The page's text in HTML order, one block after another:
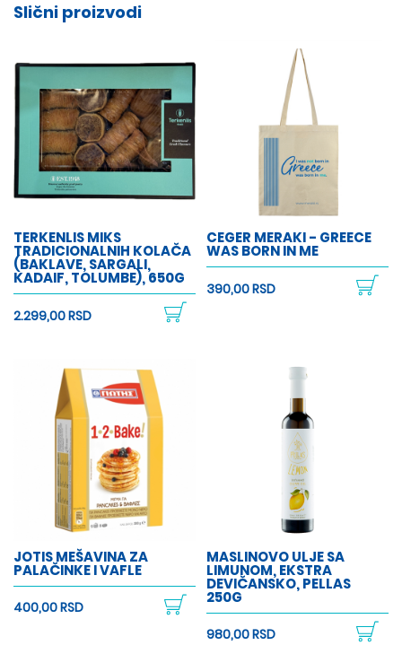
Slični proizvodi
TERKENLIS MIKS
TRADICIONALNIH KOLAČA
(BAKLAVE, SARGALI,
KADAIF, TOLUMBE), 650G
2.299,00 RSD
CEGER MERAKI - GREECE
WAS BORN IN ME
390,00 RSD
JOTIS MEŠAVINA ZA
PALAČINKE I VAFLE
400,00 RSD
MASLINOVO ULJE SA
LIMUNOM, EKSTRA
DEVIČANSKO, PELLAS
250G
980,00 RSD